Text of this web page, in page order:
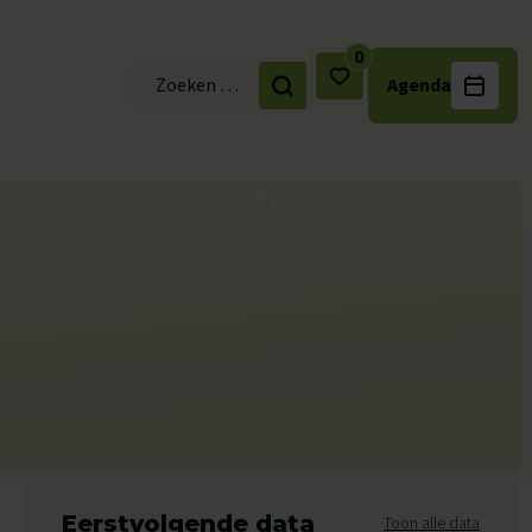
Zoek naar:
0
Agenda
Eerstvolgende data Toon alle data